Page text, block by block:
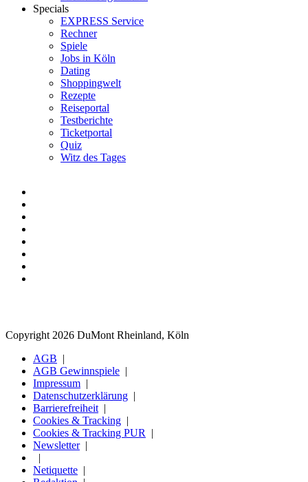
Specials
EXPRESS Service
Rechner
Spiele
Jobs in Köln
Dating
Shoppingwelt
Rezepte
Reiseportal
Testberichte
Ticketportal
Quiz
Witz des Tages
Copyright 2026 DuMont Rheinland, Köln
AGB
AGB Gewinnspiele
Impressum
Datenschutzerklärung
Barrierefreiheit
Cookies & Tracking
Cookies & Tracking PUR
Newsletter
Netiquette